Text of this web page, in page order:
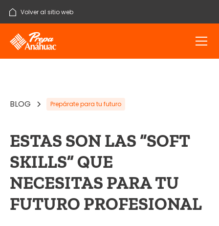
Volver al sitio web
BLOG Prepárate para tu futuro
ESTAS SON LAS “SOFT
SKILLS” QUE
NECESITAS PARA TU
FUTURO PROFESIONAL